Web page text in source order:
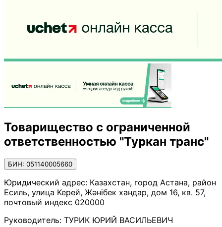
Товарищество с ограниченной
ответственностью "Туркан транс"
БИН: 051140005660
Юридический адрес: Казахстан, город Астана, район
Есиль, улица Керей, Жәнібек хандар, дом 16, кв. 57,
почтовый индекс 020000
Руководитель: ТУРИК ЮРИЙ ВАСИЛЬЕВИЧ